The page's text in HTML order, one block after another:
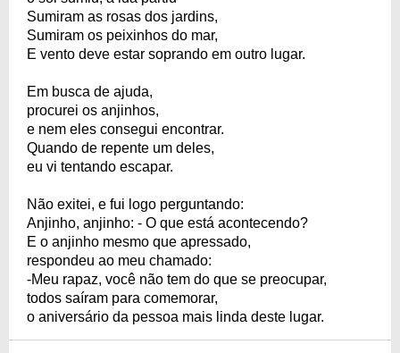
Sumiram as rosas dos jardins,
Sumiram os peixinhos do mar,
E vento deve estar soprando em outro lugar.
Em busca de ajuda,
procurei os anjinhos,
e nem eles consegui encontrar.
Quando de repente um deles,
eu vi tentando escapar.
Não exitei, e fui logo perguntando:
Anjinho, anjinho: - O que está acontecendo?
E o anjinho mesmo que apressado,
respondeu ao meu chamado:
-Meu rapaz, você não tem do que se preocupar,
todos saíram para comemorar,
o aniversário da pessoa mais linda deste lugar.